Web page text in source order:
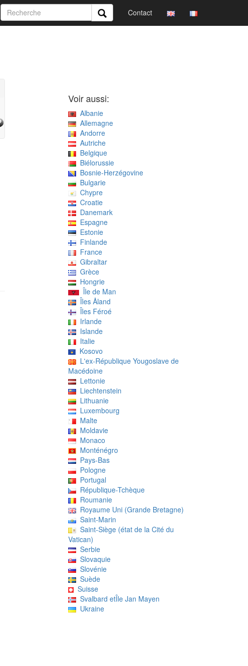
Contact
Voir aussi:
Albanie
Allemagne
Andorre
Autriche
Belgique
Biélorussie
Bosnie-Herzégovine
Bulgarie
Chypre
Croatie
Danemark
Espagne
Estonie
Finlande
France
Gibraltar
Grèce
Hongrie
Île de Man
Îles Åland
Îles Féroé
Irlande
Islande
Italie
Kosovo
L'ex-République Yougoslave de
Macédoine
Lettonie
Liechtenstein
Lithuanie
Luxembourg
Malte
Moldavie
Monaco
Monténégro
Pays-Bas
Pologne
Portugal
République-Tchèque
Roumanie
Royaume Uni (Grande Bretagne)
Saint-Marin
Saint-Siège (état de la Cité du
Vatican)
Serbie
Slovaquie
Slovénie
Suède
Suisse
Svalbard etÎle Jan Mayen
Ukraine